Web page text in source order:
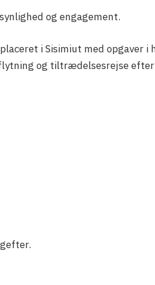
og engagement.
i Sisimiut med opgaver i
og tiltrædelsesrejse